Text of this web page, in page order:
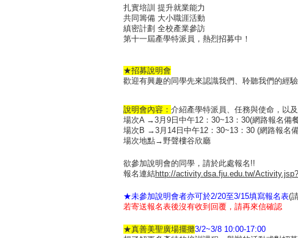
扎實培訓 提升就業能力
共同籌備 大小職涯活動
縝密計劃 全校產業參訪
第十一屆產學特派員，熱烈招募中！
★招募說明會
歡迎有興趣的同學先來認識我們、聆聽我們的經
說明會內容： 介紹產學特派員、任務與使命，以
場次A →3月9日中午12：30~13：30(網路報名備
場次B →3月14日中午12：30~13：30 (網路報名
場次地點→野聲樓谷欣廳
欲參加說明會的同學，請於此處報名!!
報名連結http://activity.dsa.fju.edu.tw/
★未參加說明會者亦可於2/20至3/15填寫報名表(
若寄送報名表後沒有收到回覆，請再來信確認
★真善美聖廣場擺攤3/2~3/8 10:00-17:00